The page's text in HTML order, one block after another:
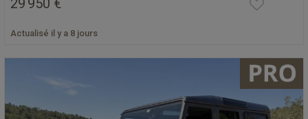
29 950 €
Actualisé il y a 8 jours